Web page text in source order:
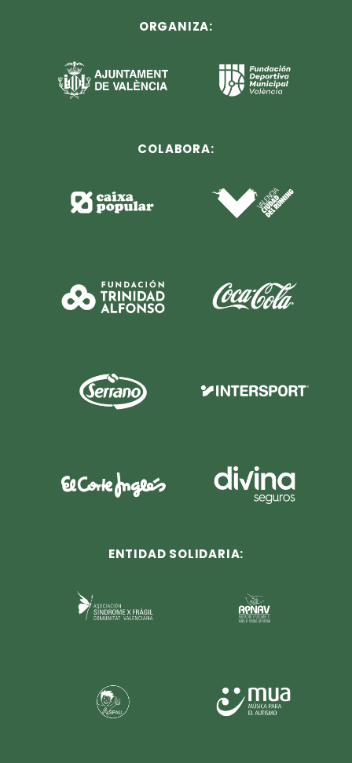
ORGANIZA:
COLABORA:
ENTIDAD SOLIDARIA: